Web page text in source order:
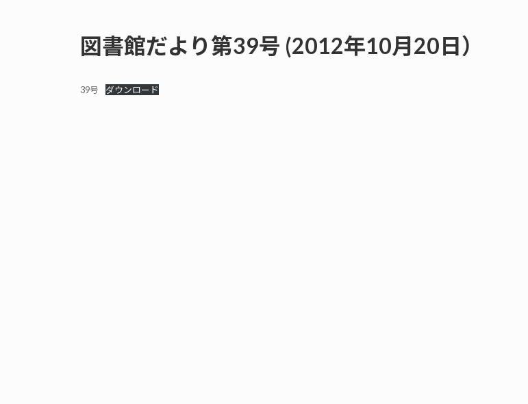
図書館だより第39号 (2012年10月20日）
39号 ダウンロード